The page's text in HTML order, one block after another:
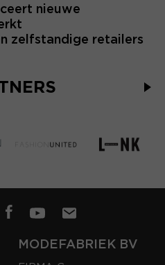
nieuwe
zelfstandige retailers
MODEFABRIEK BV